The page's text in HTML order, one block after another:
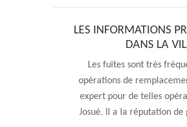
LES INFORMATIONS
DANS LA
Les fuites sont très
opérations de
expert pour de telles
Josué. Il a la réputation